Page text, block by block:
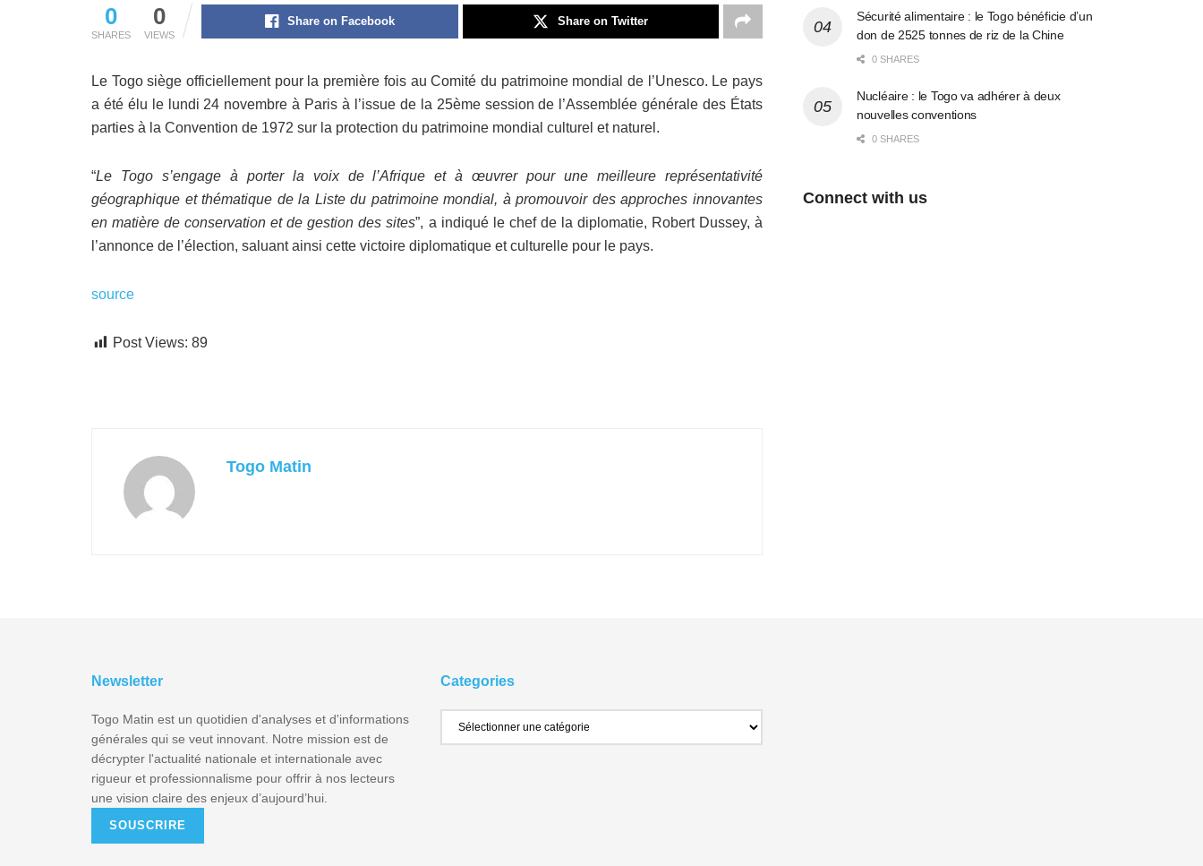
0
SHARES
0
VIEWS
Share on Facebook Share on Twitter
Le Togo siège officiellement pour la première fois au Comité du patrimoine mondial de l’Unesco. Le pays
a été élu le lundi 24 novembre à Paris à l’issue de la 25ème session de l’Assemblée générale des États
parties à la Convention de 1972 sur la protection du patrimoine mondial culturel et naturel.
“Le Togo s’engage à porter la voix de l’Afrique et à œuvrer pour une meilleure représentativité
géographique et thématique de la Liste du patrimoine mondial, à promouvoir des approches innovantes
en matière de conservation et de gestion des sites”, a indiqué le chef de la diplomatie, Robert Dussey, à
l’annonce de l’élection, saluant ainsi cette victoire diplomatique et culturelle pour le pays.
source
Post Views: 89
Togo Matin
Sécurité alimentaire : le Togo bénéficie d’un
don de 2525 tonnes de riz de la Chine
0 SHARES
Nucléaire : le Togo va adhérer à deux
nouvelles conventions
0 SHARES
Connect with us
Newsletter
Togo Matin est un quotidien d'analyses et d'informations
générales qui se veut innovant. Notre mission est de
décrypter l'actualité nationale et internationale avec
rigueur et professionnalisme pour offrir à nos lecteurs
une vision claire des enjeux d’aujourd’hui.
SOUSCRIRE
Categories